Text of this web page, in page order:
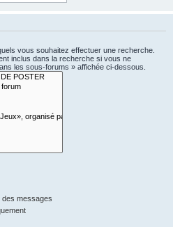
vous souhaitez effectuer une recherche.
inclus dans la recherche si vous ne
les sous-forums » affichée ci-dessous.
des messages